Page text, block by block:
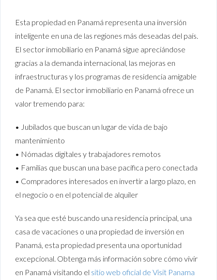
Esta propiedad en Panamá representa una inversión
inteligente en una de las regiones más deseadas del país.
El sector inmobiliario en Panamá sigue apreciándose
gracias a la demanda internacional, las mejoras en
infraestructuras y los programas de residencia amigable
de Panamá. El sector inmobiliario en Panamá ofrece un
valor tremendo para:
• Jubilados que buscan un lugar de vida de bajo
mantenimiento
• Nómadas digitales y trabajadores remotos
• Familias que buscan una base pacífica pero conectada
• Compradores interesados en invertir a largo plazo, en
el negocio o en el potencial de alquiler
Ya sea que esté buscando una residencia principal, una
casa de vacaciones o una propiedad de inversión en
Panamá, esta propiedad presenta una oportunidad
excepcional. Obtenga más información sobre cómo vivir
en Panamá visitando el sitio web oficial de Visit Panama